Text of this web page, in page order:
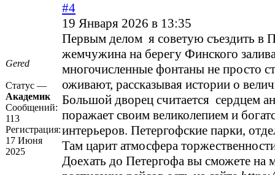
Gered
Статус —
Академик
Сообщений:
113
Регистрация:
17 Июня
2025
#4
19 Января 2026 в 13:35
Первым делом я советую съездить в
жемчужина на берегу Финского
многочисленные фонтаны не просто
оживают, рассказывая истории о
Большой дворец считается сердцем
поражает своим великолепием и
интерьеров. Петергофские парки,
Там царит атмосфера
Доехать до Петергофа вы сможете на